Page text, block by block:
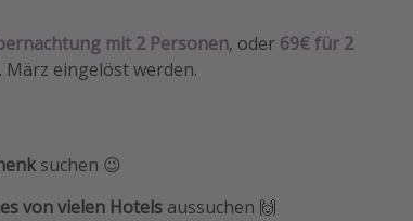
mit 2 Personen, oder 69€ für 2
März eingelöst werden.
suchen 😉
von vielen Hotels aussuchen 🙌